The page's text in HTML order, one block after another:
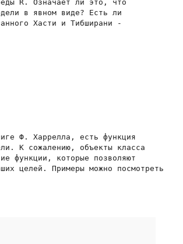
R. Означает ли это, что
в явном виде? Есть ли
Хасти и Тибширани -
Ф. Харрелла, есть функция
К сожалению, объекты класса
функции, которые позволяют
целей. Примеры можно посмотреть